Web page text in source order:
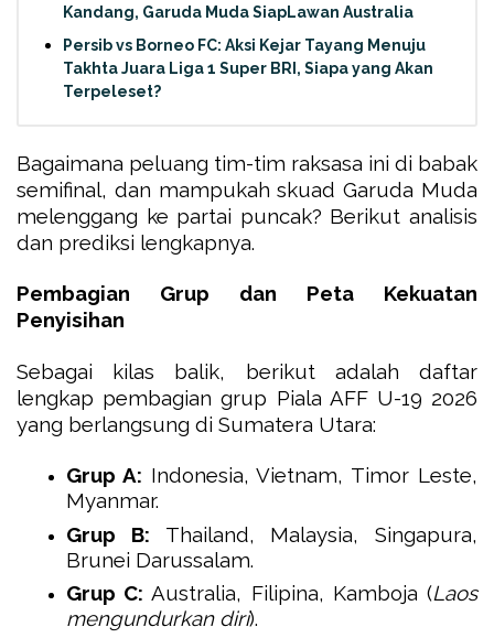
Kandang, Garuda Muda SiapLawan Australia
Persib vs Borneo FC: Aksi Kejar Tayang Menuju
Takhta Juara Liga 1 Super BRI, Siapa yang Akan
Terpeleset?
Bagaimana peluang tim-tim raksasa ini di babak
semifinal, dan mampukah skuad Garuda Muda
melenggang ke partai puncak? Berikut analisis
dan prediksi lengkapnya.
Pembagian Grup dan Peta Kekuatan
Penyisihan
Sebagai kilas balik, berikut adalah daftar
lengkap pembagian grup Piala AFF U-19 2026
yang berlangsung di Sumatera Utara:
Grup A: Indonesia, Vietnam, Timor Leste,
Myanmar.
Grup B: Thailand, Malaysia, Singapura,
Brunei Darussalam.
Grup C: Australia, Filipina, Kamboja (Laos
mengundurkan diri).